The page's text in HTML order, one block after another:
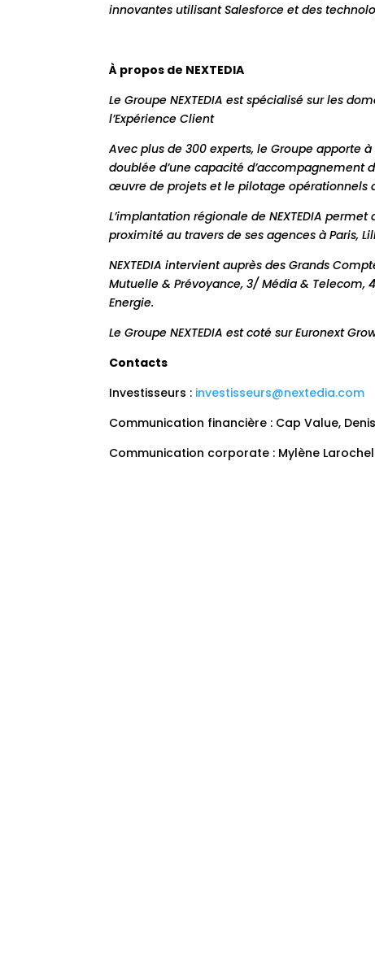
innovantes utilisant Salesforce et des
À propos de NEXTEDIA
Le Groupe NEXTEDIA est spécialisé sur les
l’Expérience Client
Avec plus de 300 experts,le Groupe apporte
doublée d’une capacité d’accompagnement
œuvre de projets et le pilotage opérationnels
L’implantation régionale de NEXTEDIA
proximité au travers de ses agences à Paris,
NEXTEDIA intervient auprès desGrands
Mutuelle & Prévoyance, 3/ Média & Telecom,
Energie.
Le Groupe NEXTEDIA est coté sur Euronext
Contacts
Investisseurs : investisseurs@nextedia.com
Communication financière : Cap Value,
Communication corporate : Mylène